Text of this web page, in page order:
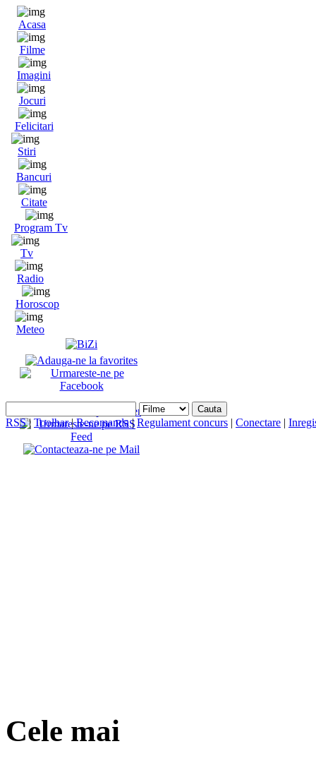
Acasa
Filme
Imagini
Jocuri
Felicitari
Stiri
Bancuri
Citate
Program Tv
Tv
Radio
Horoscop
Meteo
RSS| Toolbar|Recomanda|Regulament concurs | Conectare |
Cele mai